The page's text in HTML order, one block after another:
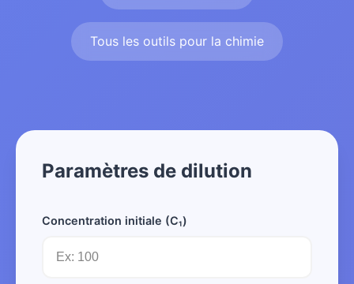
Tous les outils pour la chimie
Paramètres de dilution
Concentration initiale (C₁)